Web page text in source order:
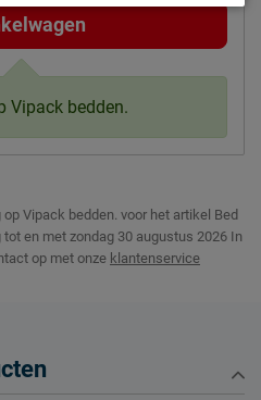
Meulebeeksestraat 51,
8710, Wielsbeke, België
sales@vipack.be
Vipack bedden.
Vipack bedden. voor het artikel Bed
en met zondag 30 augustus 2026 In
op met onze klantenservice